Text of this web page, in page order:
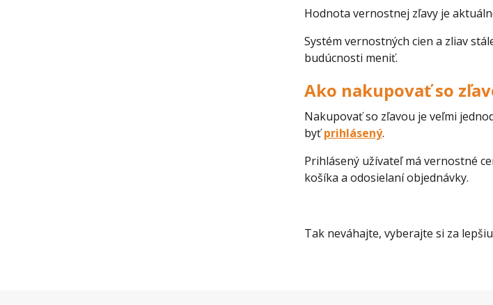
Hodnota vernostnej zľavy je
Systém vernostných cien a zliav
budúcnosti meniť.
Ako nakupovať so
Nakupovať so zľavou je veľmi
byťprihlásený.
Prihlásený užívateľ má vernostné
košíka a odosielaní objednávky.
Tak neváhajte, vyberajte si za